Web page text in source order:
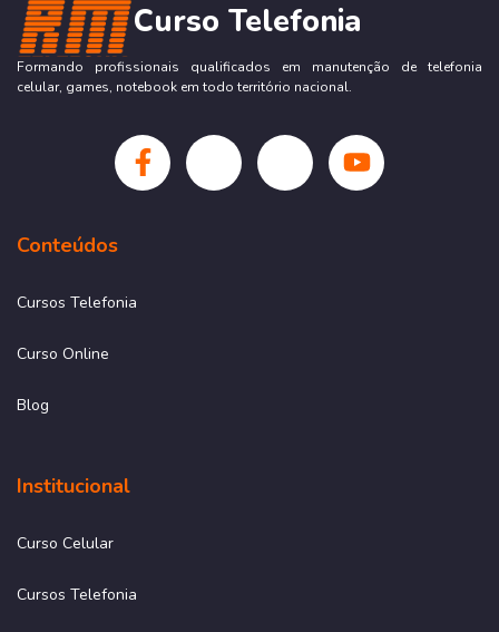
Curso Telefonia
Formando profissionais qualificados em manutenção de telefonia
celular, games, notebook em todo território nacional.
Conteúdos
Cursos Telefonia
Curso Online
Blog
Institucional
Curso Celular
Cursos Telefonia